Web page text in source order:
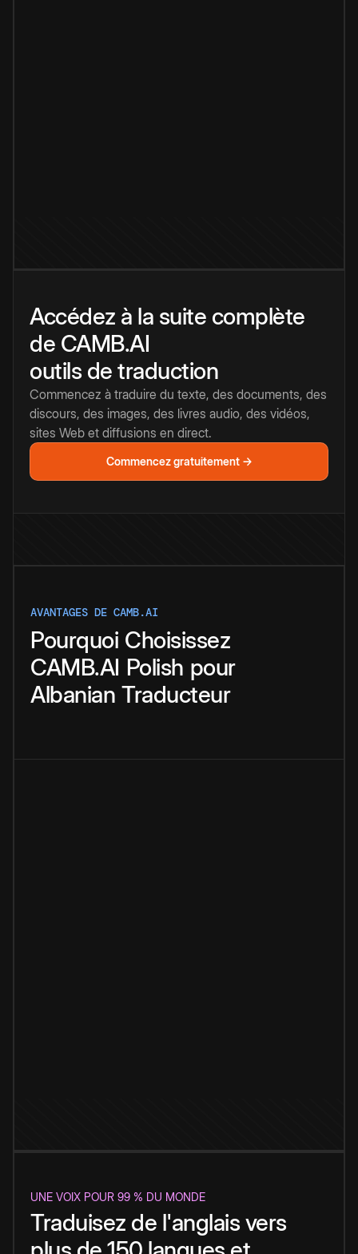
Accédez à la suite complète
de CAMB.AI
outils de traduction
Commencez à traduire du texte, des documents, des
discours, des images, des livres audio, des vidéos,
sites Web et diffusions en direct.
Commencez gratuitement →
AVANTAGES DE CAMB.AI
Pourquoi Choisissez
CAMB.AI Polish pour
Albanian Traducteur
UNE VOIX POUR 99 % DU MONDE
Traduisez de l'anglais vers